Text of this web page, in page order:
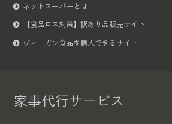
ネットスーパーとは
【食品ロス対策】訳あり品販売サイト
ヴィーガン食品を購入できるサイト
家事代行サービス